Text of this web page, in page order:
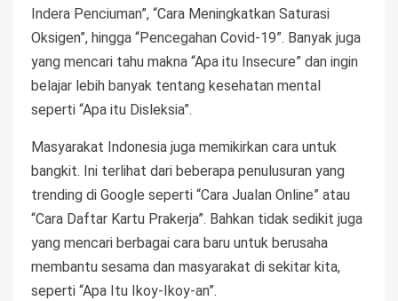
Indera Penciuman”, “Cara Meningkatkan Saturasi
Oksigen”, hingga “Pencegahan Covid-19”. Banyak juga
yang mencari tahu makna “Apa itu Insecure” dan ingin
belajar lebih banyak tentang kesehatan mental
seperti “Apa itu Disleksia”.
Masyarakat Indonesia juga memikirkan cara untuk
bangkit. Ini terlihat dari beberapa penulusuran yang
trending di Google seperti “Cara Jualan Online” atau
“Cara Daftar Kartu Prakerja”. Bahkan tidak sedikit juga
yang mencari berbagai cara baru untuk berusaha
membantu sesama dan masyarakat di sekitar kita,
seperti “Apa Itu Ikoy-Ikoy-an”.